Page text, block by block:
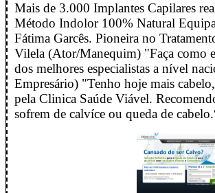
Mais de 3.000 Implantes Capilares
Método Indolor 100% Natural
Fátima Garcês. Pioneira no
Vilela (Ator/Manequim) "Faça como
dos melhores especialistas a nível
Empresário) "Tenho hoje mais
pela Clinica Saúde Viável.
sofrem de calvíce ou queda de